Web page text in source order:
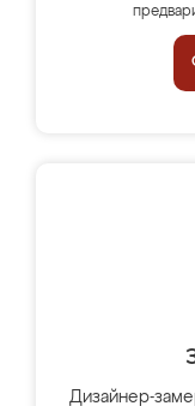
Дизайнер-